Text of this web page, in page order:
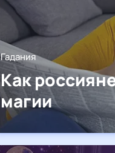
Гадания
Как
магии